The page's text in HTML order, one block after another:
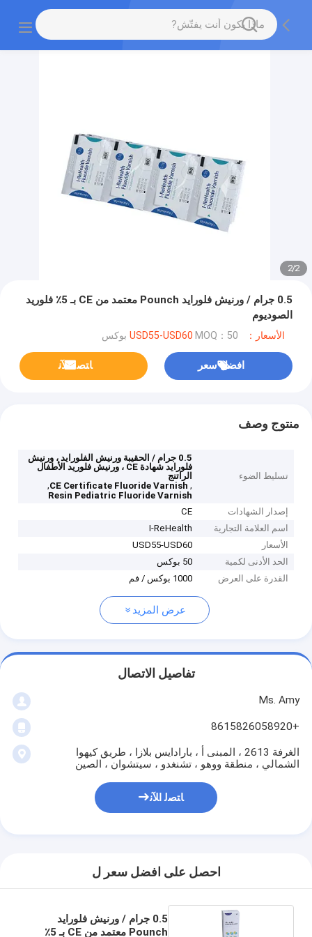
2
/
2
0.5 جرام / ورنيش فلورايد Pounch معتمد من CE بـ 5٪ فلوريد
الصوديوم
الأسعار：USD55-USD60 MOQ：50 بوكس
افضل سعر ﺎﺘﺼﻟ ﺍﻶﻧ
منتوج وصف
تسليط الضوء
0.5 جرام / الحقيبة ورنيش الفلورايد ، ورنيش
فلورايد شهادة CE ، ورنيش فلوريد الأطفال
الراتنج
,
CE Certificate Fluoride Varnish
,
Resin Pediatric Fluoride Varnish
إصدار الشهادات
CE
اسم العلامة التجارية
I-ReHealth
الأسعار
USD55-USD60
الحد الأدنى لكمية
50 بوكس
القدرة على العرض
1000 بوكس ​​/ فم
عرض المزيد
تفاصيل الاتصال
Ms. Amy
+8615826058920
الغرفة 2613 ، المبنى أ ، بارادايس بلازا ، طريق كيهوا
الشمالي ، منطقة ووهو ، تشنغدو ، سيتشوان ، الصين
ﺎﺘﺼﻟ ﺍﻶﻧ
احصل على افضل سعر ل
0.5 جرام / ورنيش فلورايد
Pounch معتمد من CE بـ 5٪